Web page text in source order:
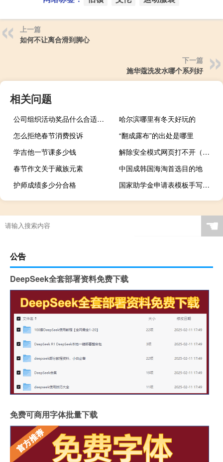
上一篇
如何不让离合滑到脚心
下一篇
施华蔻洗发水哪个系列好
相关问题
公司组织活动奖品什么合适（公司活动奖品买什么好）
哈尔滨哪里有冬天好玩的
怎么拒绝春节消费投诉
“翻成露布”的出处是哪里
学吉他一节课多少钱
解除安全模式网页打不开（解除安全模式）
春节作文关于藏族元素
中国成韩国海淘首选目的地
护师成绩多少分合格
国家助学金申请表模板手写（国家助学金申请书格式）
☚
公告
DeepSeek全套部署资料免费下载
免费可商用字体批量下载